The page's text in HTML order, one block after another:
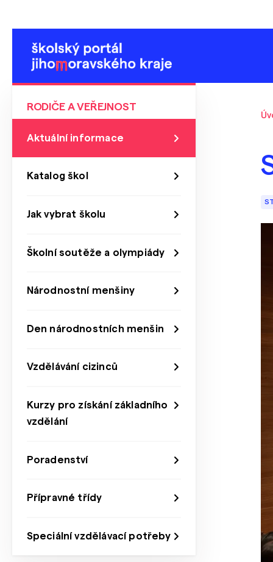
RODIČE A VEŘEJNOST
Aktuální informace
Katalog škol
Jak vybrat školu
Školní soutěže a olympiády
Národnostní menšiny
Den národnostních menšin
Vzdělávání cizinců
Kurzy pro získání základního
vzdělání
Poradenství
Přípravné třídy
Speciální vzdělávací potřeby